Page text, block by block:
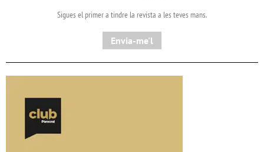
Sigues el primer a tindre la revista a les teves mans.
Envia-me'l